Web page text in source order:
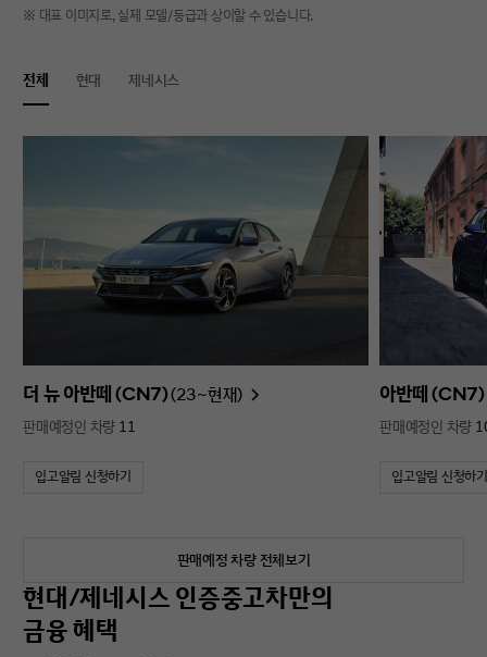
※ 대표 이미지로, 실제 모델/등급과 상이할 수 있습니다.
전체 현대 제네시스
더 뉴 아반떼 (CN7)(23~현재)
판매예정인 차량 11
입고알림 신청하기
아반떼 (CN7)
판매예정인 차량
입고알림 신청하기
판매예정 차량 전체보기
현대/제네시스 인증중고차만의
금융 혜택